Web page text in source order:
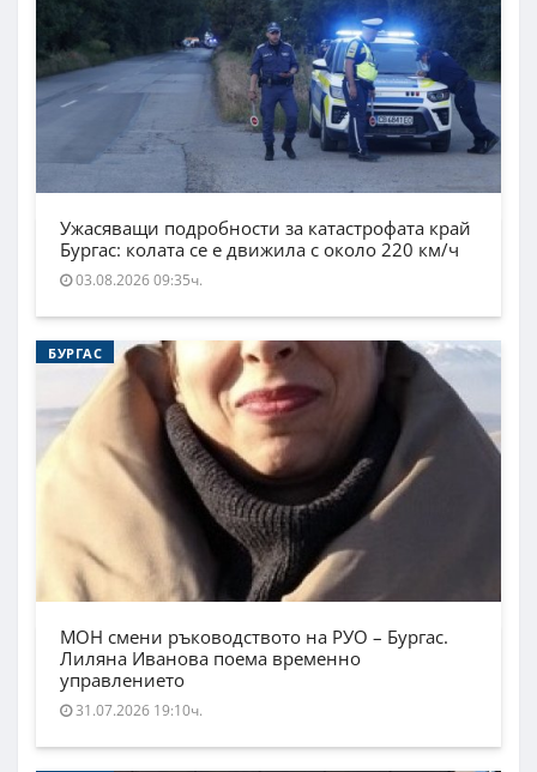
Ужасяващи подробности за катастрофата край
Бургас: колата се е движила с около 220 км/ч
03.08.2026 09:35ч.
БУРГАС
МОН смени ръководството на РУО – Бургас.
Лиляна Иванова поема временно
управлението
31.07.2026 19:10ч.